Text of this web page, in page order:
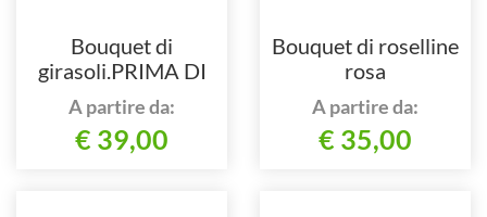
Bouquet di
girasoli.PRIMA DI
ORDINARE
CHIEDERE LA
DISPONIBILITA´ TEL
A partire da:
€ 39,00
Bouquet di roselline
rosa
A partire da:
€ 35,00